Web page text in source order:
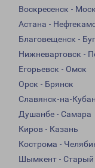
Воскресенск -
Астана -
Благовещенск -
Нижневартовск -
Егорьевск - Омск
Орск - Брянск
Славянск-на-
Душанбе - Самара
Киров - Казань
Кострома -
Шымкент - Старый